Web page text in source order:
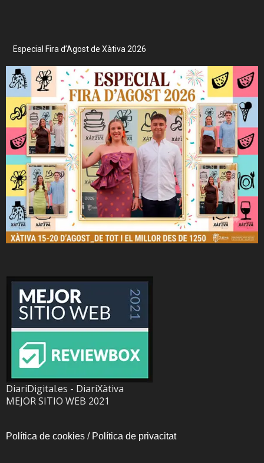
Especial Fira d’Agost de Xàtiva 2026
DiariDigital.es - DiariXàtiva
MEJOR SITIO WEB 2021
Política de cookies / Política de privacitat